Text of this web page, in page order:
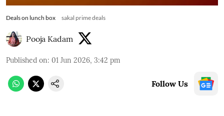
Deals on lunch box sakal prime deals
Pooja Kadam
Published on: 01 Jun 2026, 3:42 pm
Follow Us